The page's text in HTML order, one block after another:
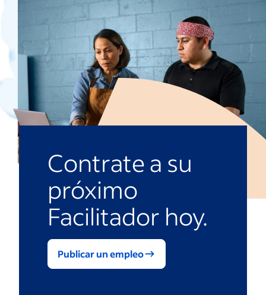
Contrate a su
próximo
Facilitador hoy.
Publicar un empleo